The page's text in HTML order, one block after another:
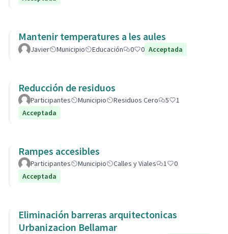
Mantenir temperatures a les aules
Javier Municipio Educación 0 0 Acceptada
Reducción de residuos
Participantes Municipio Residuos Cero 5
1
Acceptada
Rampes accesibles
Participantes Municipio Calles y Viales 1
0
Acceptada
Eliminación barreras arquitectonicas
Urbanizacion Bellamar